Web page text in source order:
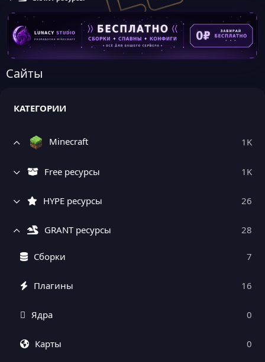
Сайты
КАТЕГОРИИ
Minecraft 1K
Free ресурсы 1K
HYPE ресурсы 26
GRANT ресурсы 28
Сборки 7
Плагины 16
Ядра 0
Карты 0